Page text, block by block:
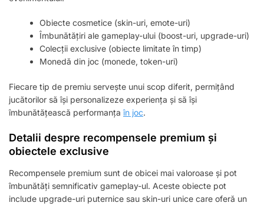
Obiecte cosmetice (skin-uri, emote-uri)
Îmbunătățiri ale gameplay-ului (boost-uri, upgrade-uri)
Colecții exclusive (obiecte limitate în timp)
Monedă din joc (monede, token-uri)
Fiecare tip de premiu servește unui scop diferit, permițând
jucătorilor să își personalizeze experiența și să își
îmbunătățească performanța în joc.
Detalii despre recompensele premium și
obiectele exclusive
Recompensele premium sunt de obicei mai valoroase și pot
îmbunătăți semnificativ gameplay-ul. Aceste obiecte pot
include upgrade-uri puternice sau skin-uri unice care oferă un